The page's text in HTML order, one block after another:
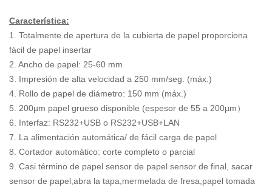
Característica:
1. Totalmente de apertura de la cubierta de papel proporciona
fácil de papel insertar
2. Ancho de papel: 25-60 mm
3. Impresión de alta velocidad a 250 mm/seg. (máx.)
4. Rollo de papel de diámetro: 150 mm (máx.)
5. 200µm papel grueso disponible (espesor de 55 a 200µm）
6. Interfaz: RS232+USB o RS232+USB+LAN
7. La alimentación automática/ de fácil carga de papel
8. Cortador automático: corte completo o parcial
9. Casi término de papel sensor de papel sensor de final, sacar
sensor de papel,abra la tapa,mermelada de fresa,papel tomada